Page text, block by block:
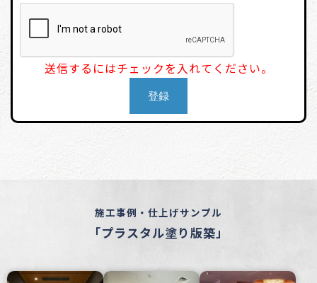
送信するにはチェックを入れてください。
施工事例・仕上げサンプル
「プラスタル塗り版築」